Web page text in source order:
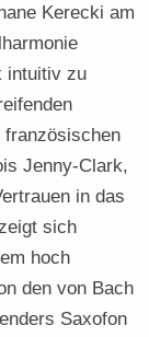
Kerecki am
intuitiv zu
französischen
Jenny-Clark,
in das
sich
hoch
den von Bach
Saxofon